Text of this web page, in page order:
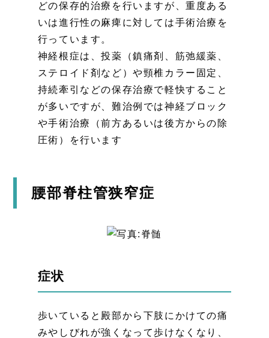
どの保存的治療を行いますが、重度ある
いは進行性の麻痺に対しては手術治療を
行っています。
神経根症は、投薬（鎮痛剤、筋弛緩薬、
ステロイド剤など）や頸椎カラー固定、
持続牽引などの保存治療で軽快すること
が多いですが、難治例では神経ブロック
や手術治療（前方あるいは後方からの除
圧術）を行います
腰部脊柱管狭窄症
症状
歩いていると殿部から下肢にかけての痛
みやしびれが強くなって歩けなくなり、